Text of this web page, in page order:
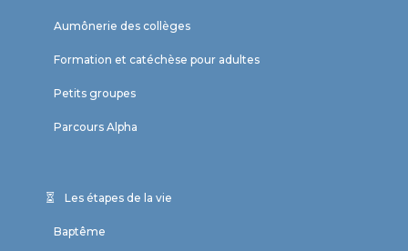
Aumônerie des collèges
Formation et catéchèse pour adultes
Petits groupes
Parcours Alpha
Les étapes de la vie
Baptême